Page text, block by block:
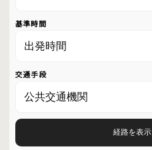
基準時間
交通手段
経路を表示